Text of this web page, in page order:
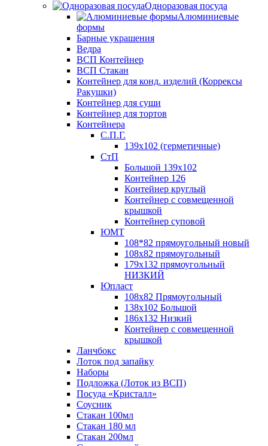
Одноразовая посуда
Алюминиевые
формы
Барные украшения
Ведра
ВСП Контейнер
ВСП Стакан
Контейнер для конд. изделий (Коррексы
Ракушки)
Контейнер для суши
Контейнер для тортов
Контейнера
С.П.Г.
139х102 (герметичные)
СтП
Большой 139х102
Контейнер 126
Контейнер круглый
Контейнер с совмещенной
крышкой
Контейнер суповой
ЮМТ
108*82 прямоугольный новый
108х82 прямоугольный
179х132 прямоугольный
НИЗКИЙ
Юпласт
108х82 Прямоугольный
138х102 Большой
186х132 Низкий
Контейнер с совмещенной
крышкой
Ланчбокс
Лоток под запайку
Наборы
Подложка (Лоток из ВСП)
Посуда «Кристалл»
Соусник
Стакан 100мл
Стакан 180 мл
Стакан 200мл